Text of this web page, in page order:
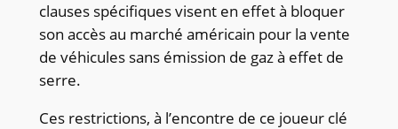
clauses spécifiques visent en effet à bloquer
son accès au marché américain pour la vente
de véhicules sans émission de gaz à effet de
serre.
Ces restrictions, à l’encontre de ce joueur clé